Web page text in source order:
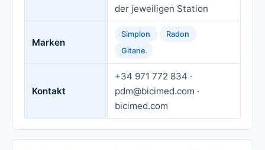
der jeweiligen Station
Marken
Simplon
Radon
Gitane
Kontakt
+34 971 772 834 ·
pdm@bicimed.com ·
bicimed.com